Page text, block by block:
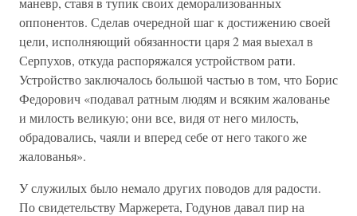
оппонентов. Сделав очередной шаг к достижению своей
цели, исполняющий обязанности царя 2 мая выехал в
Серпухов, откуда распоряжался устройством рати.
Устройство заключалось большой частью в том, что Борис
Федорович «подавал ратным людям и всяким жалованье
и милость великую; они все, видя от него милость,
обрадовались, чаяли и вперед себе от него такого же
жалованья».
У служилых было немало других поводов для радости.
По свидетельству Маржерета, Годунов давал пир на